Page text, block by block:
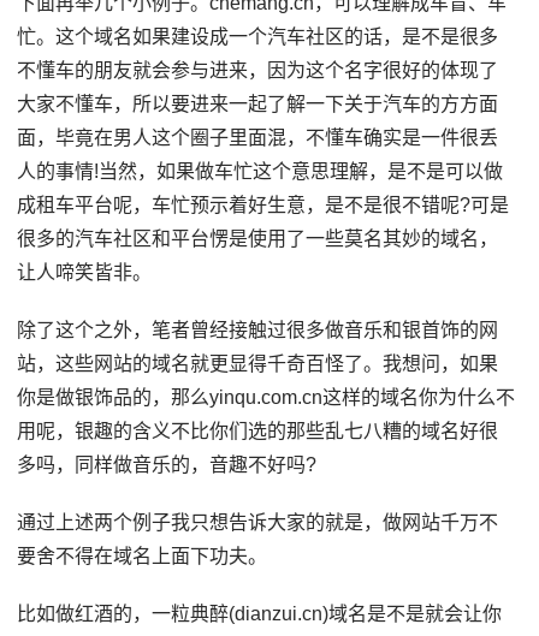
忙。这个域名如果建设成一个汽车社区的话，是不是很多
不懂车的朋友就会参与进来，因为这个名字很好的体现了
大家不懂车，所以要进来一起了解一下关于汽车的方方面
面，毕竟在男人这个圈子里面混，不懂车确实是一件很丢
人的事情!当然，如果做车忙这个意思理解，是不是可以做
成租车平台呢，车忙预示着好生意，是不是很不错呢?可是
很多的汽车社区和平台愣是使用了一些莫名其妙的域名，
让人啼笑皆非。
除了这个之外，笔者曾经接触过很多做音乐和银首饰的网
站，这些网站的域名就更显得千奇百怪了。我想问，如果
你是做银饰品的，那么yinqu.com.cn这样的域名你为什么不
用呢，银趣的含义不比你们选的那些乱七八糟的域名好很
多吗，同样做音乐的，音趣不好吗?
通过上述两个例子我只想告诉大家的就是，做网站千万不
要舍不得在域名上面下功夫。
比如做红酒的，一粒典醉(dianzui.cn)域名是不是就会让你